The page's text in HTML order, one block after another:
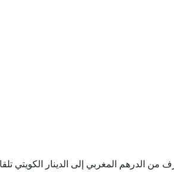
الدرهم المغربي إلى الدينار الكويتي